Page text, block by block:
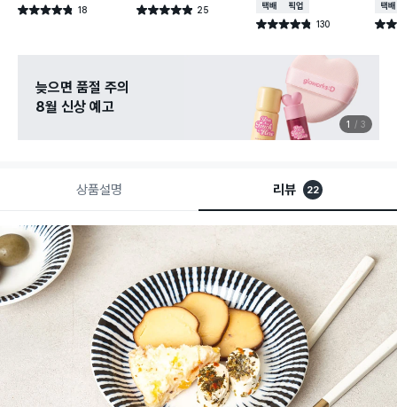
별점 4.8점 18
건 작성 별점 4.9점 25
건 작성
택배배송매장픽업
별점 4.8점 130
건 작성
택배
별점
늦으면 품절 주의
8월 신상 예고
1 3
상품설명 리뷰 22